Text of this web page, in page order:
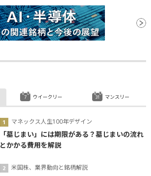
マネックス人生100年デザイン
「墓じまい」には期限がある？墓じまいの流れ
とかかる費用を解説
米国株、業界動向と銘柄解説
ウイークリー マンスリー